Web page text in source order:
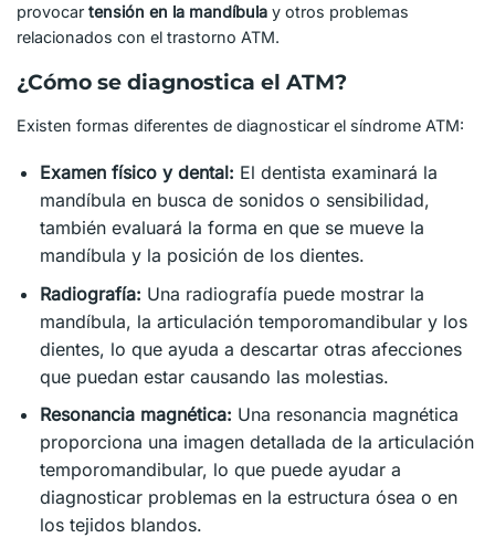
provocar tensión en la mandíbula y otros problemas
relacionados con el trastorno ATM.
¿Cómo se diagnostica el ATM?
Existen formas diferentes de diagnosticar el síndrome ATM:
Examen físico y dental: El dentista examinará la
mandíbula en busca de sonidos o sensibilidad,
también evaluará la forma en que se mueve la
mandíbula y la posición de los dientes.
Radiografía: Una radiografía puede mostrar la
mandíbula, la articulación temporomandibular y los
dientes, lo que ayuda a descartar otras afecciones
que puedan estar causando las molestias.
Resonancia magnética: Una resonancia magnética
proporciona una imagen detallada de la articulación
temporomandibular, lo que puede ayudar a
diagnosticar problemas en la estructura ósea o en
los tejidos blandos.